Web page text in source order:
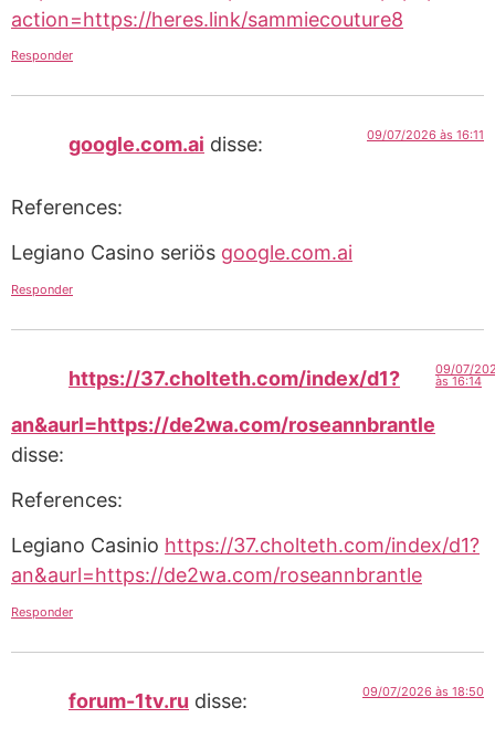
action=https://heres.link/sammiecouture8
Responder
google.com.ai disse: 09/07/2026 às 16:11
References:
Legiano Casino seriös google.com.ai
Responder
https://37.cholteth.com/index/d1?
an&aurl=https://de2wa.com/roseannbrantle
disse:
09/07/
às 16:14
References:
Legiano Casinio https://37.cholteth.com/index/d1?
an&aurl=https://de2wa.com/roseannbrantle
Responder
forum-1tv.ru disse: 09/07/2026 às 18:50